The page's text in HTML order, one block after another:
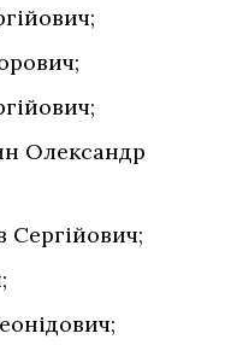
Олександр